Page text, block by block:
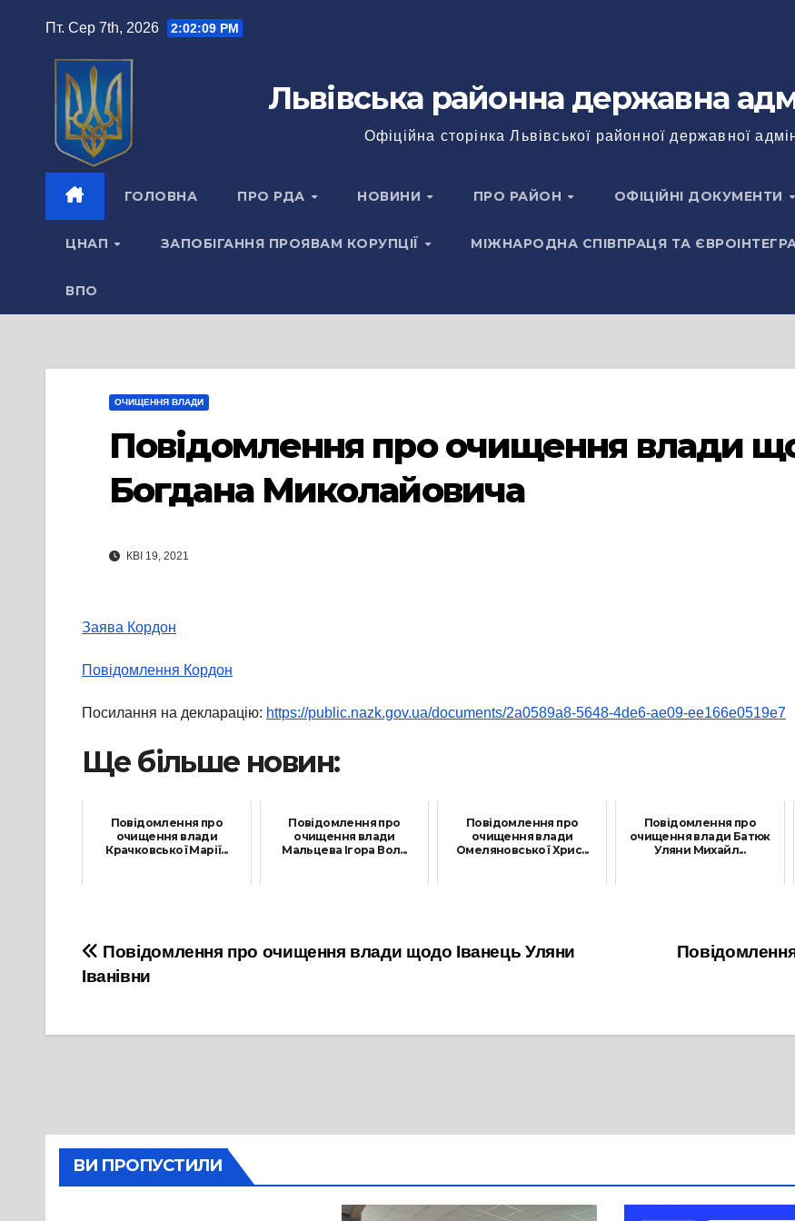
Пт. Сер 7th, 2026 2:02:09 PM
Львівська районна державна
Офіційна сторінка Львівської районної державної
ГОЛОВНА ПРО РДА НОВИНИ ПРО РАЙОН ОФІЦІЙНІ ДОКУМЕНТИ
ЦНАП ЗАПОБІГАННЯ ПРОЯВАМ КОРУПЦІЇ МІЖНАРОДНА СПІВПРАЦЯ ТА
ВПО
ОЧИЩЕННЯ ВЛАДИ
Повідомлення про очищення влади
Богдана Миколайовича
КВІ 19, 2021
Заява Кордон
Повідомлення Кордон
Посилання на декларацію: https://public.nazk.gov.ua/documents/2a0589a8-5648-4de6-ae09-ee166e0519e7
Ще більше новин:
Повідомлення про
очищення влади
Крачковської Марії...
Повідомлення про
очищення влади
Мальцева Ігора Вол...
Повідомлення про
очищення влади
Омеляновської Хрис...
Повідомлення про
очищення влади Батюк
Уляни Михайл...
Навігація
Повідомлення про очищення влади щодо Іванець Уляни
Іванівни
ВИ ПРОПУСТИЛИ